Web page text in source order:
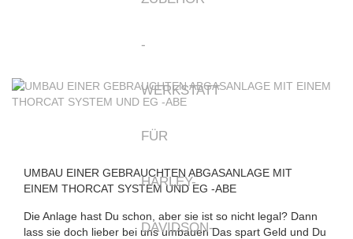
UMBAU EINER GEBRAUCHTEN ABGASANLAGE MIT
EINEM THORCAT SYSTEM UND EG -ABE
Die Anlage hast Du schon, aber sie ist so nicht legal? Dann
lass sie doch lieber bei uns umbauen Das spart Geld und Du